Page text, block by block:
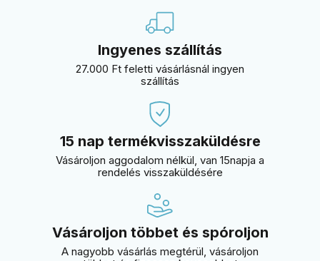
Ingyenes szállítás
27.000 Ft feletti vásárlásnál ingyen
szállítás
15 nap termékvisszaküldésre
Vásároljon aggodalom nélkül, van 15napja a
rendelés visszaküldésére
Vásároljon többet és spóroljon
A nagyobb vásárlás megtérül, vásároljon